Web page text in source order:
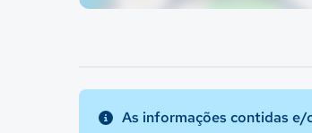
As informações contidas e/